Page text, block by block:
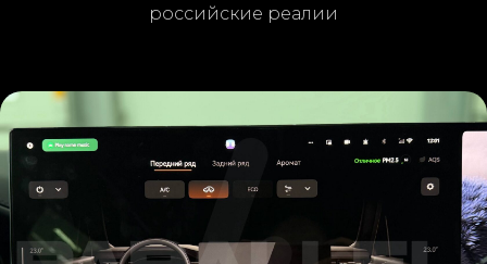
российские реалии